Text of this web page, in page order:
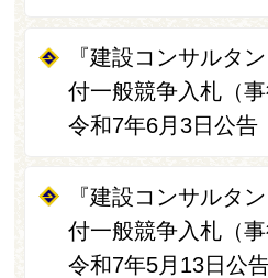
『建設コンサルタ
付一般競争入札（
令和7年6月3日公告
『建設コンサルタ
付一般競争入札（
令和7年5月13日公